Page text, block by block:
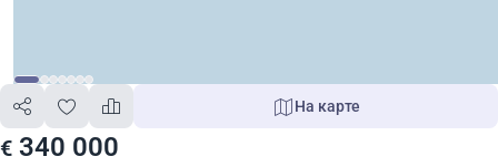
€ 340 000
На карте